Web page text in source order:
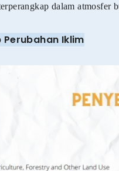
dalam atmosfer
Perubahan Iklim